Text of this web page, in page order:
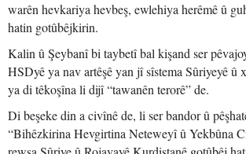
warên hevkariya hevbeş, ewlehiya herêmê û
hatin gotûbêjkirin.
Kalin û Şeybanî bi taybetî bal kişand ser
HSDyê ya nav artêşê yan jî sîstema Sûriyeyê û
ya di têkoşîna li dijî “tawanên terorê” de.
Di beşeke din a civînê de, li ser bandor û
“Bihêzkirina Hevgirtina Neteweyî û Yekbûna